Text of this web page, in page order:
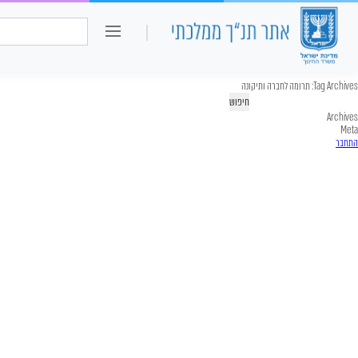
חיפוש:
כיתה ו
Tag Archives: תרומה לחברה ותיקונה
Archives
Meta
התחבר